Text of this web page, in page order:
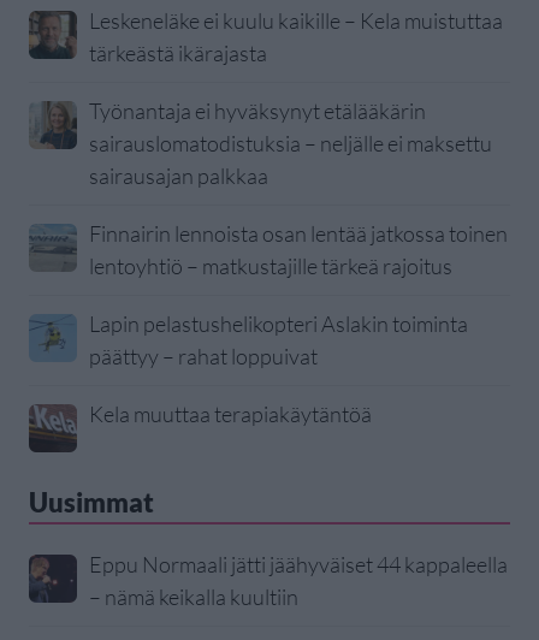
Leskeneläke ei kuulu kaikille – Kela muistuttaa
tärkeästä ikärajasta
Työnantaja ei hyväksynyt etälääkärin
sairauslomatodistuksia – neljälle ei maksettu
sairausajan palkkaa
Finnairin lennoista osan lentää jatkossa toinen
lentoyhtiö – matkustajille tärkeä rajoitus
Lapin pelastushelikopteri Aslakin toiminta
päättyy – rahat loppuivat
Kela muuttaa terapiakäytäntöä
Uusimmat
Eppu Normaali jätti jäähyväiset 44 kappaleella
– nämä keikalla kuultiin